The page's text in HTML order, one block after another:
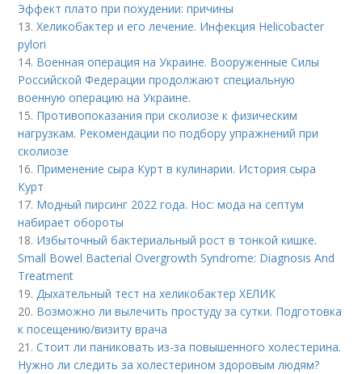
Эффект плато при похудении: причины
13.Хеликобактер и его лечение. Инфекция Helicobacter
pylori
14. Военная операция на Украине. Вооруженные Силы
Российской Федерации продолжают специальную
военную операцию на Украине.
15. Противопоказания при сколиозе к физическим
нагрузкам. Рекомендации по подбору упражнений при
сколиозе
16. Применение сыра Курт в кулинарии. История сыра
Курт
17. Модный пирсинг 2022 года. Нос: мода на септум
набирает обороты
18. Избыточный бактериальный рост в тонкой кишке.
Small Bowel Bacterial Overgrowth Syndrome: Diagnosis And
Treatment
19.Дыхательный тест на хеликобактер ХЕЛИК
20. Возможно ли вылечить простуду за сутки. Подготовка
к посещению/визиту врача
21.Стоит ли паниковать из-за повышенного холестерина.
Нужно ли следить за холестерином здоровым людям?